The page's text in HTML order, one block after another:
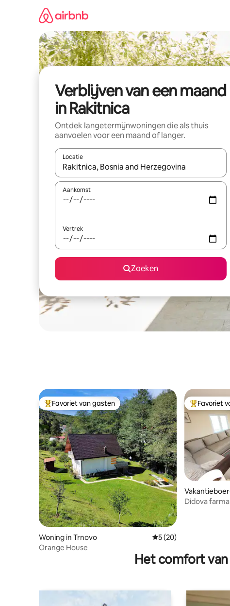
Verblijven van een maand
in Rakitnica
Ontdek langetermijnwoningen die als thuis
aanvoelen voor een maand of langer.
Locatie
Wanneer er resultaten beschikbaar zijn, maak je
Aankomst
Vertrek
Zoeken
Topfavoriet van gasten
Favoriet van gasten
Woning in Trnovo Gemiddelde
5 (20)
Orange House
Topfavoriet
Favoriet
ajevo
Didova farma
Het comfort